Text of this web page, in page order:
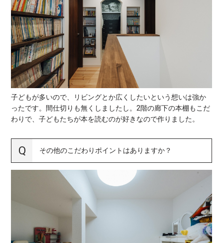
子どもが多いので、リビングとか広くしたいという想いは強か
ったです。間仕切りも無くしましたし。2階の廊下の本棚もこだ
わりで、子どもたちが本を読むのが好きなので作りました。
その他のこだわりポイントはありますか？